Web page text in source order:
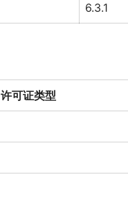
6.3.1
许可证类型